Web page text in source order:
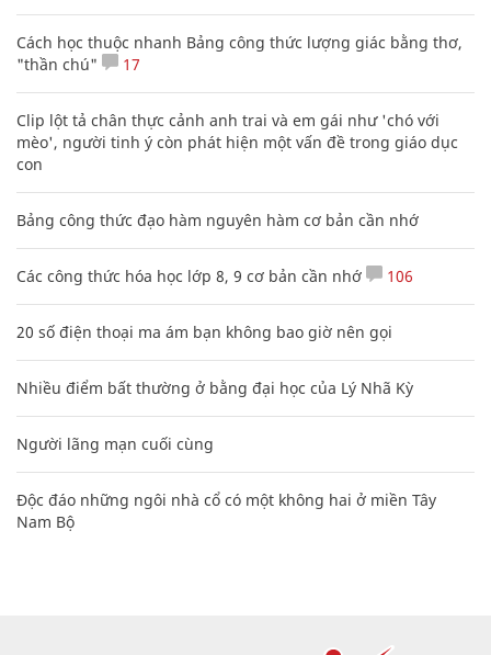
Cách học thuộc nhanh Bảng công thức lượng giác bằng thơ,
"thần chú"
17
Clip lột tả chân thực cảnh anh trai và em gái như 'chó với
mèo', người tinh ý còn phát hiện một vấn đề trong giáo dục
con
Bảng công thức đạo hàm nguyên hàm cơ bản cần nhớ
Các công thức hóa học lớp 8, 9 cơ bản cần nhớ 106
20 số điện thoại ma ám bạn không bao giờ nên gọi
Nhiều điểm bất thường ở bằng đại học của Lý Nhã Kỳ
Người lãng mạn cuối cùng
Độc đáo những ngôi nhà cổ có một không hai ở miền Tây
Nam Bộ